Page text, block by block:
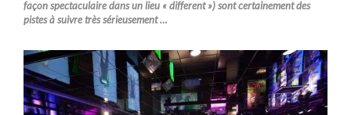
façon spectaculaire dans un lieu « different ») sont certainement des
pistes à suivre très sérieusement …